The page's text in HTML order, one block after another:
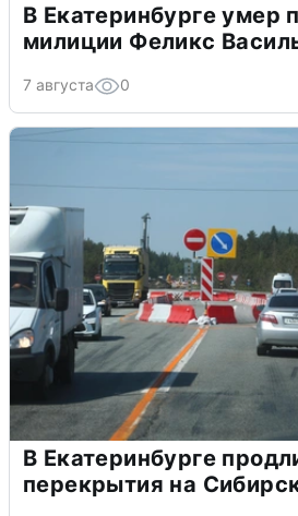
В Екатеринбурге умер
милиции Феликс
7 августа 0
В Екатеринбурге
перекрытия на